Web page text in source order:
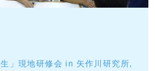
生」現地研修会 in 矢作川研究所,